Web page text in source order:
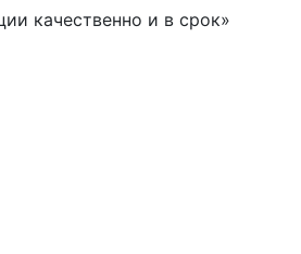
качественно и в срок»